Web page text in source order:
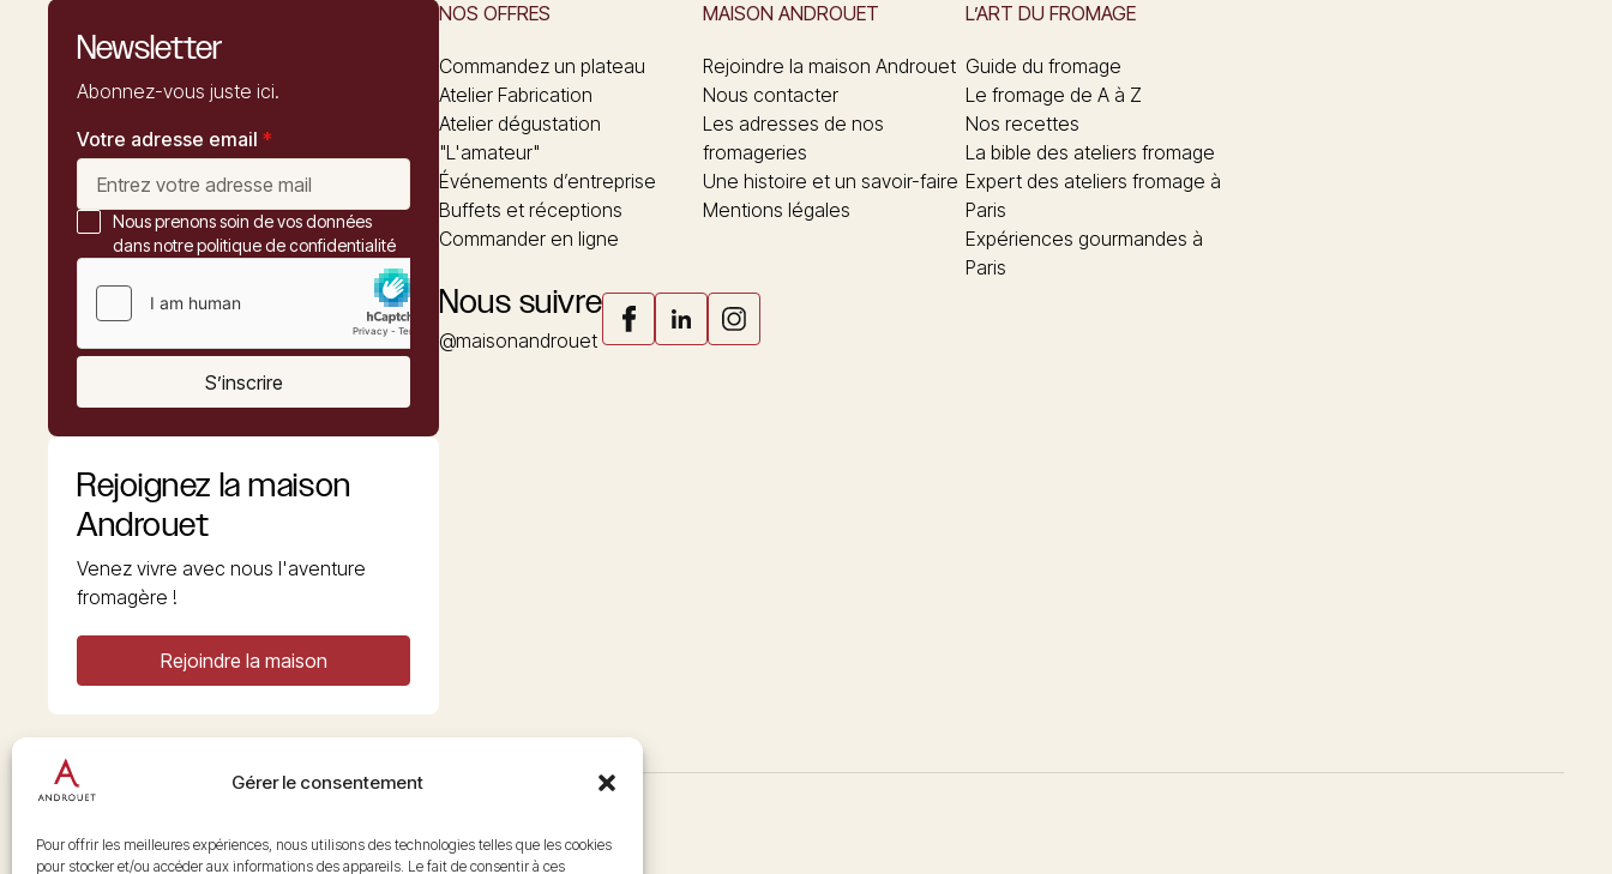
Gérer le consentement
Pour offrir les meilleures expériences, nous utilisons des technologies telles que les cookies
pour stocker et/ou accéder aux informations des appareils. Le fait de consentir à ces
Newsletter
Abonnez-vous juste ici.
Votre adresse email *
Nous prenons soin de vos données
dans notre politique de confidentialité
S’inscrire
Rejoignez la maison
Androuet
Venez vivre avec nous l'aventure
fromagère !
Rejoindre la maison
NOS OFFRES
Commandez un plateau
Atelier Fabrication
Atelier dégustation
"L'amateur"
Événements d’entreprise
Buffets et réceptions
Commander en ligne
MAISON ANDROUET
Rejoindre la maison Androuet
Nous contacter
Les adresses de nos
fromageries
Une histoire et un savoir-faire
Mentions légales
L’ART DU FROMAGE
Guide du fromage
Le fromage de A à Z
Nos recettes
La bible des ateliers fromage
Expert des ateliers fromage à
Paris
Expériences gourmandes à
Paris
Nous suivre
@maisonandrouet